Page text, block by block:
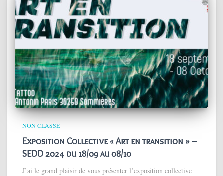
NON CLASSÉ
Exposition Collective « Art en transition » –
SEDD 2024 du 18/09 au 08/10
J’ai le grand plaisir de vous présenter l’exposition collective